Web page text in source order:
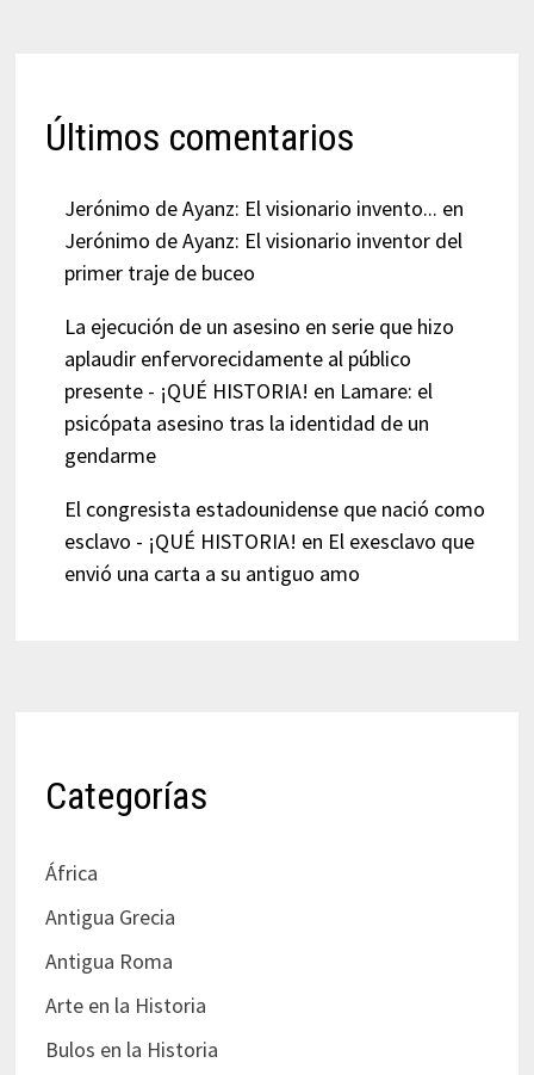
Últimos comentarios
Jerónimo de Ayanz: El visionario invento... en
Jerónimo de Ayanz: El visionario inventor del
primer traje de buceo
La ejecución de un asesino en serie que hizo
aplaudir enfervorecidamente al público
presente - ¡QUÉ HISTORIA! en Lamare: el
psicópata asesino tras la identidad de un
gendarme
El congresista estadounidense que nació como
esclavo - ¡QUÉ HISTORIA! en El exesclavo que
envió una carta a su antiguo amo
Categorías
África
Antigua Grecia
Antigua Roma
Arte en la Historia
Bulos en la Historia